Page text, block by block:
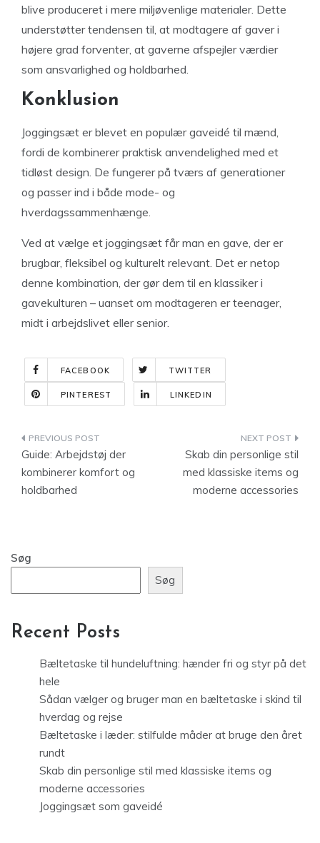
blive produceret i mere miljøvenlige materialer. Dette
understøtter tendensen til, at modtagere af gaver i
højere grad forventer, at gaverne afspejler værdier
som ansvarlighed og holdbarhed.
Konklusion
Joggingsæt er blevet en populær gaveidé til mænd,
fordi de kombinerer praktisk anvendelighed med et
tidløst design. De fungerer på tværs af generationer
og passer ind i både mode- og
hverdagssammenhænge.
Ved at vælge et joggingsæt får man en gave, der er
brugbar, fleksibel og kulturelt relevant. Det er netop
denne kombination, der gør dem til en klassiker i
gavekulturen – uanset om modtageren er teenager,
midt i arbejdslivet eller senior.
FACEBOOK TWITTER
PINTEREST LINKEDIN
Indlægsnavigation
Guide: Arbejdstøj der
kombinerer komfort og
holdbarhed
Skab din personlige stil
med klassiske items og
moderne accessories
Søg
Søg
Recent Posts
Bæltetaske til hundeluftning: hænder fri og styr på det
hele
Sådan vælger og bruger man en bæltetaske i skind til
hverdag og rejse
Bæltetaske i læder: stilfulde måder at bruge den året
rundt
Skab din personlige stil med klassiske items og
moderne accessories
Joggingsæt som gaveidé